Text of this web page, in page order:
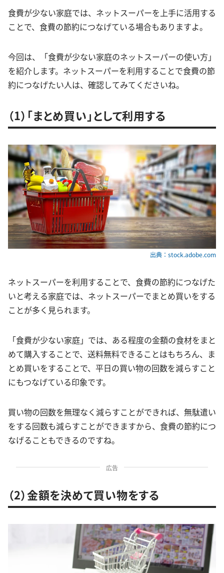
食費が少ない家庭では、ネットスーパーを上手に活用する
ことで、食費の節約につなげている場合もありますよ。
今回は、「食費が少ない家庭のネットスーパーの使い方」
を紹介します。ネットスーパーを利用することで食費の節
約につなげたい人は、確認してみてくださいね。
（1）「まとめ買い」として利用する
出典：stock.adobe.com
ネットスーパーを利用することで、食費の節約につなげた
いと考える家庭では、ネットスーパーでまとめ買いをする
ことが多く見られます。
「食費が少ない家庭」では、ある程度の金額の食材をまと
めて購入することで、送料無料できることはもちろん、ま
とめ買いをすることで、平日の買い物の回数を減らすこと
にもつなげている印象です。
買い物の回数を無理なく減らすことができれば、無駄遣い
をする回数も減らすことができますから、食費の節約につ
なげることもできるのですね。
広告
（2）金額を決めて買い物をする